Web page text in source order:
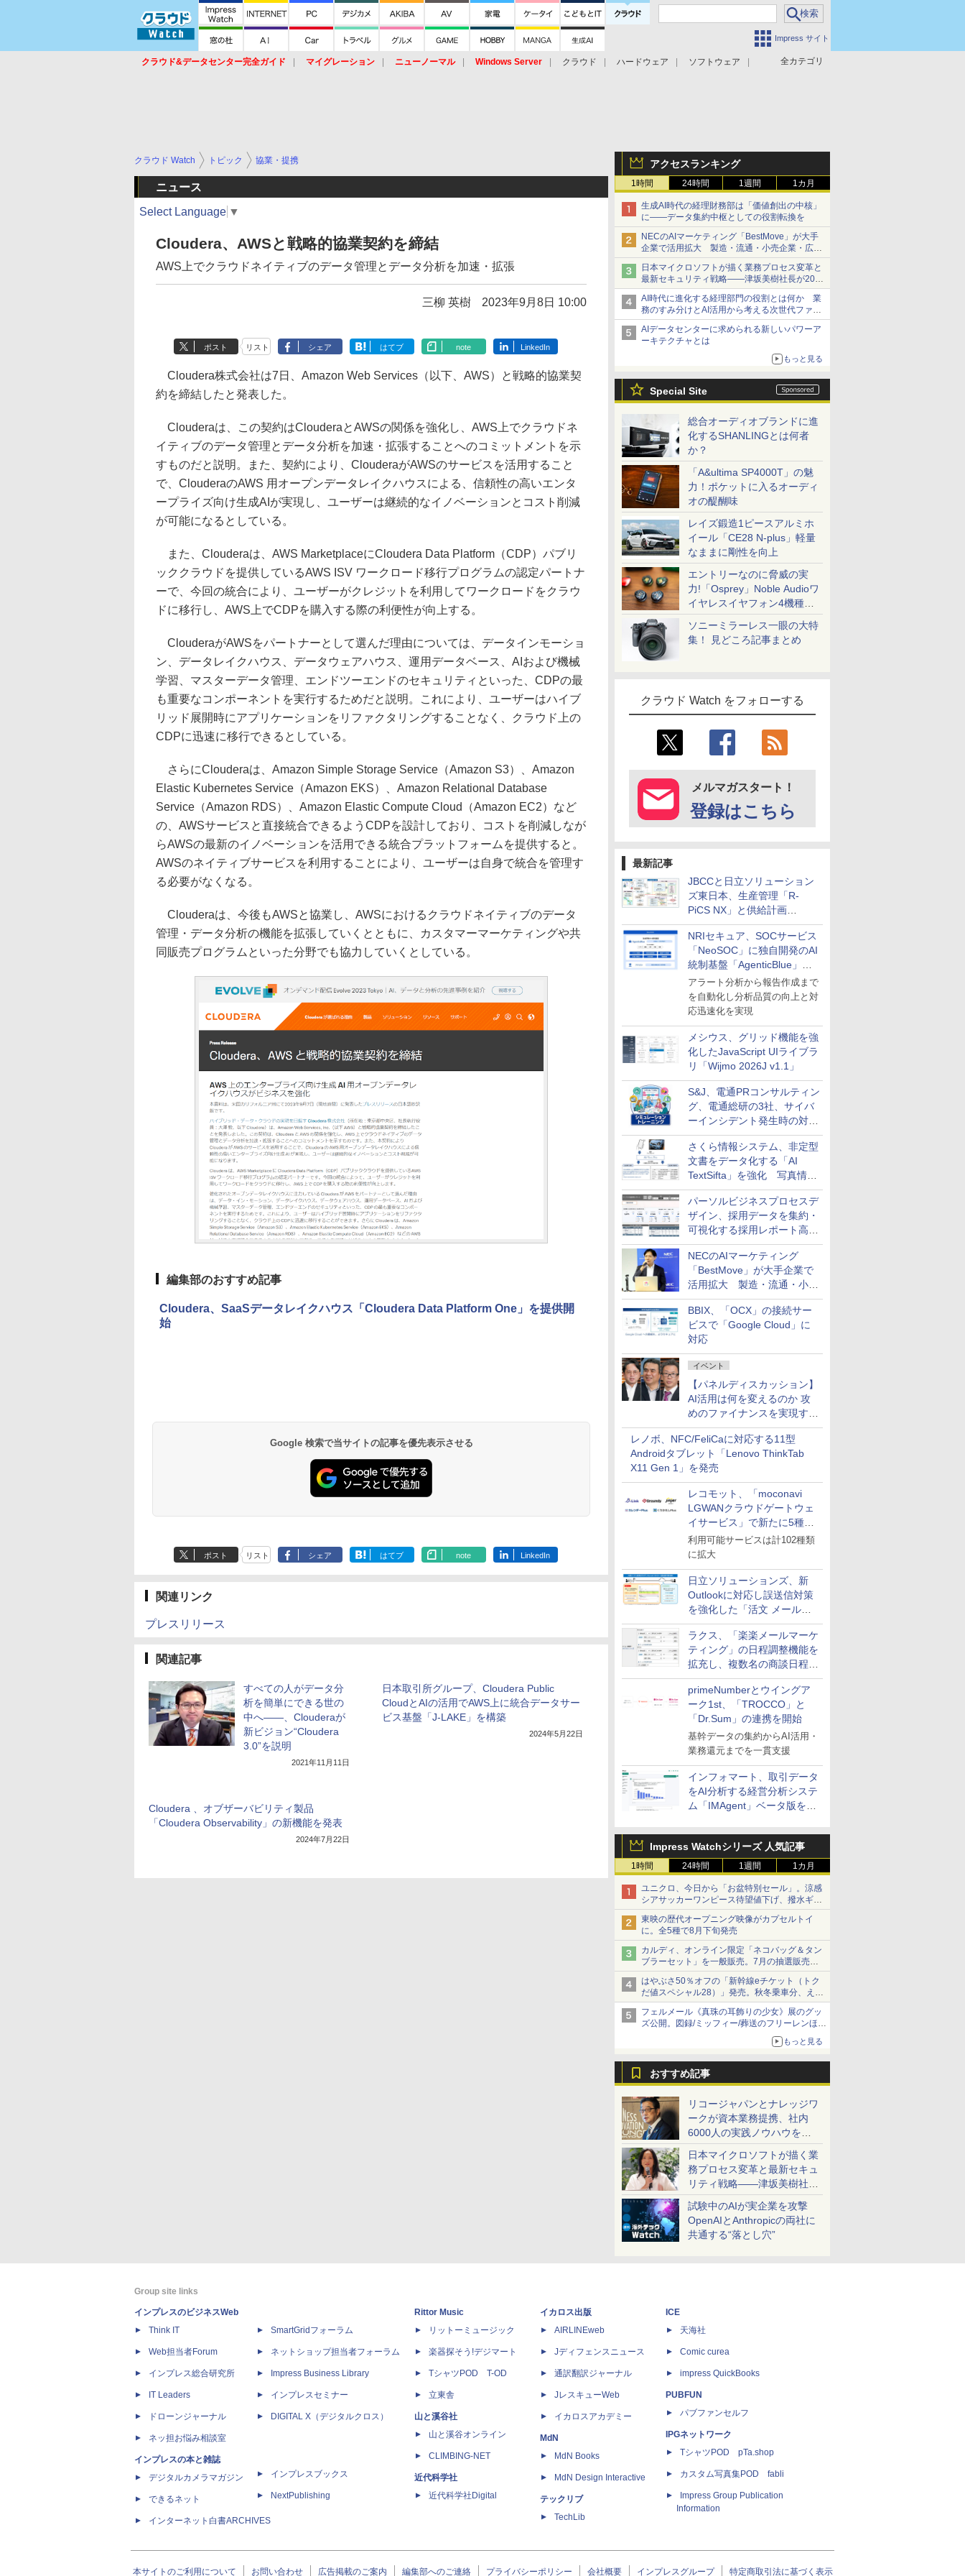
Impress サイト
全カテゴリ
クラウド&データセンター完全ガイド マイグレーション ニューノーマル Windows Server クラウド ハードウェア
ソフトウェア
アクセスランキング
1時間 24時間 1週間 1カ月
生成AI時代の経理財務部は「価値創出の中核」
に――データ集約中枢としての役割転換を
NECのAIマーケティング「BestMove」が大手
企業で活用拡大 製造・流通・小売企業・広告
代理店などが実装フェーズへ
日本マイクロソフトが描く業務プロセス変革と
最新セキュリティ戦略――津坂美樹社長が2027
年度戦略を説明
AI時代に進化する経理部門の役割とは何か 業
務のすみ分けとAI活用から考える次世代ファイ
ナンス戦略
AIデータセンターに求められる新しいパワーア
ーキテクチャとは
もっと見る
Special Site
総合オーディオブランドに進
化するSHANLINGとは何者
か？
「A&ultima SP4000T」の魅
力！ポケットに入るオーディ
オの醍醐味
レイズ鍛造1ピースアルミホ
イール「CE28 N-plus」軽量
なままに剛性を向上
エントリーなのに脅威の実
力!「Osprey」Noble Audioワ
イヤレスイヤフォン4機種を
一気に聴く
ソニーミラーレス一眼の大特
集！ 見どころ記事まとめ
クラウド Watch をフォローする
メルマガスタート！
登録はこちら
最新記事
JBCCと日立ソリューション
ズ東日本、生産管理「R-
PiCS NX」と供給計画
「scSQUARE ISP」の連携サ
ービスを提供開始
NRIセキュア、SOCサービス
「NeoSOC」に独自開発のAI
統制基盤「AgenticBlue」を
導入
アラート分析から報告作成まで
を自動化し分析品質の向上と対
応迅速化を実現
メシウス、グリッド機能を強
化したJavaScript UIライブラ
リ「Wijmo 2026J v1.1」
S&J、電通PRコンサルティン
グ、電通総研の3社、サイバ
ーインシデント発生時の対応
と危機管理広報を一体的に訓
練するプログラムを提供
さくら情報システム、非定型
文書をデータ化する「AI
TextSifta」を強化 写真情報
のデータ化などに対応
パーソルビジネスプロセスデ
ザイン、採用データを集約・
可視化する採用レポート高速
化サービスを提供
NECのAIマーケティング
「BestMove」が大手企業で
活用拡大 製造・流通・小売
企業・広告代理店などが実装
フェーズへ
BBIX、「OCX」の接続サー
ビスで「Google Cloud」に
対応
イベント
【パネルディスカッション】
AI活用は何を変えるのか 攻
めのファイナンスを実現する
業務設計とマインドセット変
革
レノボ、NFC/FeliCaに対応する11型
Androidタブレット「Lenovo ThinkTab
X11 Gen 1」を発売
レコモット、「moconavi
LGWANクラウドゲートウェ
イサービス」で新たに5種類
のサービスと連携開始
利用可能サービスは計102種類
に拡大
日立ソリューションズ、新
Outlookに対応し誤送信対策
を強化した「活文 メール誤
送信防止アドインサービス」
を提供
ラクス、「楽楽メールマーケ
ティング」の日程調整機能を
拡充し、複数名の商談日程調
整を効率化
primeNumberとウイングア
ーク1st、「TROCCO」と
「Dr.Sum」の連携を開始
基幹データの集約からAI活用・
業務還元までを一貫支援
インフォマート、取引データ
をAI分析する経営分析システ
ム「IMAgent」ベータ版を提
Impress Watchシリーズ 人気記事
1時間 24時間 1週間 1カ月
ユニクロ、今日から「お盆特別セール」。涼感
シアサッカーワンピース待望値下げ、撥水ギア
ショーツは1990円に
東映の歴代オープニング映像がカプセルトイ
に。全5種で8月下旬発売
カルディ、オンライン限定「ネコバッグ＆タン
ブラーセット」を一般販売。7月の抽選販売の
当選無効分
はやぶさ50％オフの「新幹線eチケット（トク
だ値スペシャル28）」発売。秋冬乗車分、えき
ねっと限定
フェルメール《真珠の耳飾りの少女》展のグッ
ズ公開。図録/ミッフィー/葬送のフリーレンほ
もっと見る
おすすめ記事
リコージャパンとナレッジワ
ークが資本業務提携、社内
6000人の実践ノウハウを生
かした「AI商談記録 for
RICOH」を展開へ
日本マイクロソフトが描く業
務プロセス変革と最新セキュ
リティ戦略――津坂美樹社長
が2027年度戦略を説明
試験中のAIが実企業を攻撃
OpenAIとAnthropicの両社に
共通する“落とし穴”
クラウド Watch トピック 協業・提携
ニュース
Select Language ▼
Cloudera、AWSと戦略的協業契約を締結
AWS上でクラウドネイティブのデータ管理とデータ分析を加速・拡張
三柳 英樹 2023年9月8日 10:00
ポスト リスト シェア はてブ note LinkedIn
Cloudera株式会社は7日、Amazon Web Services（以下、AWS）と戦略的協業契
約を締結したと発表した。
Clouderaは、この契約はClouderaとAWSの関係を強化し、AWS上でクラウドネ
イティブのデータ管理とデータ分析を加速・拡張することへのコミットメントを示
すものだと説明。また、契約により、ClouderaがAWSのサービスを活用すること
で、ClouderaのAWS 用オープンデータレイクハウスによる、信頼性の高いエンタ
ープライズ向け生成AIが実現し、ユーザーは継続的なイノベーションとコスト削減
が可能になるとしている。
また、Clouderaは、AWS MarketplaceにCloudera Data Platform（CDP）パブリ
ッククラウドを提供しているAWS ISV ワークロード移行プログラムの認定パートナ
ーで、今回の統合により、ユーザーがクレジットを利用してワークロードをクラウ
ドに移行し、AWS上でCDPを購入する際の利便性が向上する。
ClouderaがAWSをパートナーとして選んだ理由については、データインモーショ
ン、データレイクハウス、データウェアハウス、運用データベース、AIおよび機械
学習、マスターデータ管理、エンドツーエンドのセキュリティといった、CDPの最
も重要なコンポーネントを実行するためだと説明。これにより、ユーザーはハイブ
リッド展開時にアプリケーションをリファクタリングすることなく、クラウド上の
CDPに迅速に移行できるとしている。
さらにClouderaは、Amazon Simple Storage Service（Amazon S3）、Amazon
Elastic Kubernetes Service（Amazon EKS）、Amazon Relational Database
Service（Amazon RDS）、Amazon Elastic Compute Cloud（Amazon EC2）など
の、AWSサービスと直接統合できるようCDPを設計しており、コストを削減しなが
らAWSの最新のイノベーションを活用できる統合プラットフォームを提供すると。
AWSのネイティブサービスを利用することにより、ユーザーは自身で統合を管理す
る必要がなくなる。
Clouderaは、今後もAWSと協業し、AWSにおけるクラウドネイティブのデータ
管理・データ分析の機能を拡張していくとともに、カスタマーマーケティングや共
同販売プログラムといった分野でも協力していくとしている。
編集部のおすすめ記事
Cloudera、SaaSデータレイクハウス「Cloudera Data Platform One」を提供開
始
Google 検索で当サイトの記事を優先表示させる
ポスト リスト シェア はてブ note LinkedIn
関連リンク
プレスリリース
関連記事
すべての人がデータ分
析を簡単にできる世の
中へ――、Clouderaが
新ビジョン“Cloudera
3.0”を説明
2021年11月11日
日本取引所グループ、Cloudera Public
CloudとAIの活用でAWS上に統合データサー
ビス基盤「J-LAKE」を構築
2024年5月22日
Cloudera 、オブザーバビリティ製品
「Cloudera Observability」の新機能を発表
2024年7月22日
Group site links
インプレスのビジネスWeb
Think IT
Web担当者Forum
インプレス総合研究所
IT Leaders
ドローンジャーナル
ネッ担お悩み相談室
インプレスの本と雑誌
デジタルカメラマガジン
できるネット
インターネット白書ARCHIVES
SmartGridフォーラム
ネットショップ担当者フォーラム
Impress Business Library
インプレスセミナー
DIGITAL X（デジタルクロス）
インプレスブックス
NextPublishing
Rittor Music
リットーミュージック
楽器探そう!デジマート
TシャツPOD T-OD
立東舎
山と溪谷社
山と溪谷オンライン
CLIMBING-NET
近代科学社
近代科学社Digital
イカロス出版
AIRLINEweb
Jディフェンスニュース
通訳翻訳ジャーナル
JレスキューWeb
イカロスアカデミー
MdN
MdN Books
MdN Design Interactive
テックリブ
TechLib
ICE
天海社
Comic curea
impress QuickBooks
PUBFUN
パブファンセルフ
IPGネットワーク
TシャツPOD pTa.shop
カスタム写真集POD fabli
Impress Group Publication
Information
本サイトのご利用について お問い合わせ 広告掲載のご案内 編集部へのご連絡 プライバシーポリシー 会社概要 インプレスグループ 特定商取引法に基づく表示